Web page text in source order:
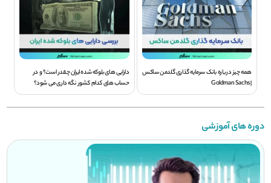
همه چیز درباره بانک سرمایه گذاری گلدمن ساکس
| Goldman Sachs
دارایی های بلوکه شده ایران چقدر است؟ و در
حساب های کدام کشور نگه داری می شود؟
دوره های آموزشی